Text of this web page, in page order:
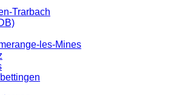
Trarbach
les-Mines